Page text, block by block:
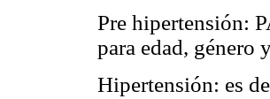
Pre hipertensión:
para edad, género
Hipertensión: es